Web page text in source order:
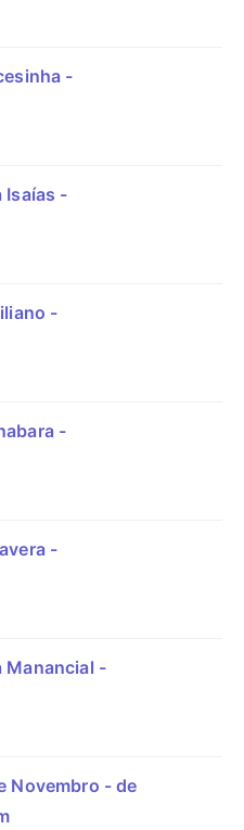
-
Isaías -
-
-
-
Manancial -
Novembro - de